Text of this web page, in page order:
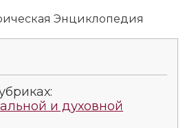
и организации
движения
Энциклопедия
и духовной